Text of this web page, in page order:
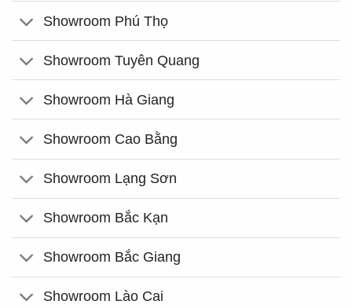
Showroom Phú Thọ
Showroom Tuyên Quang
Showroom Hà Giang
Showroom Cao Bằng
Showroom Lạng Sơn
Showroom Bắc Kạn
Showroom Bắc Giang
Showroom Lào Cai